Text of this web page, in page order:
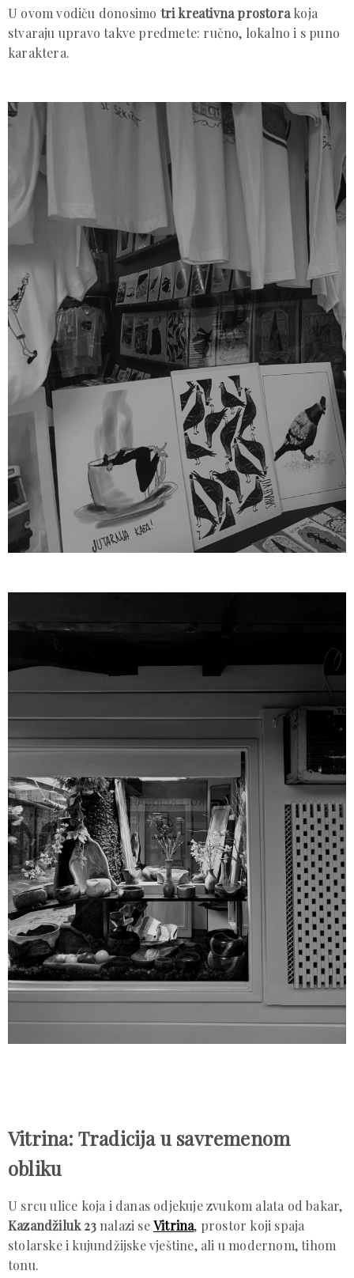
U ovom vodiču donosimo tri kreativna prostorakoja
stvaraju upravo takve predmete: ručno, lokalno i s puno
karaktera.
Vitrina: Tradicija u savremenom
obliku
U srcu ulice koja i danas odjekuje zvukom alata od bakar,
Kazandžiluk 23 nalazi seVitrina, prostor koji spaja
stolarske i kujundžijske vještine, ali u modernom, tihom
tonu.